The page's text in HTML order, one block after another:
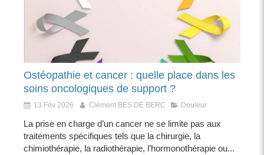
Ostéopathie et cancer : quelle place dans les
soins oncologiques de support ?
13 Fév 2026 Clément BES DE BERC Douleur
La prise en charge d’un cancer ne se limite pas aux
traitements spécifiques tels que la chirurgie, la
chimiothérapie, la radiothérapie, l’hormonothérapie ou...